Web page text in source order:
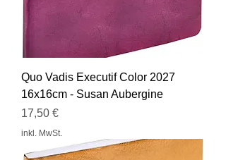
Quo Vadis Executif Color 2027
16x16cm - Susan Aubergine
Preis
17,50 €
inkl. MwSt.